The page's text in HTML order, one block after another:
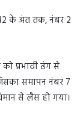
के अंत तक, नंबर 2
प्रभावी ढंग से
समापन नंबर 7
से लैस हो गया।